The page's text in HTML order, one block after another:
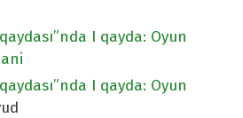
I qayda: Oyun
I qayda: Oyun